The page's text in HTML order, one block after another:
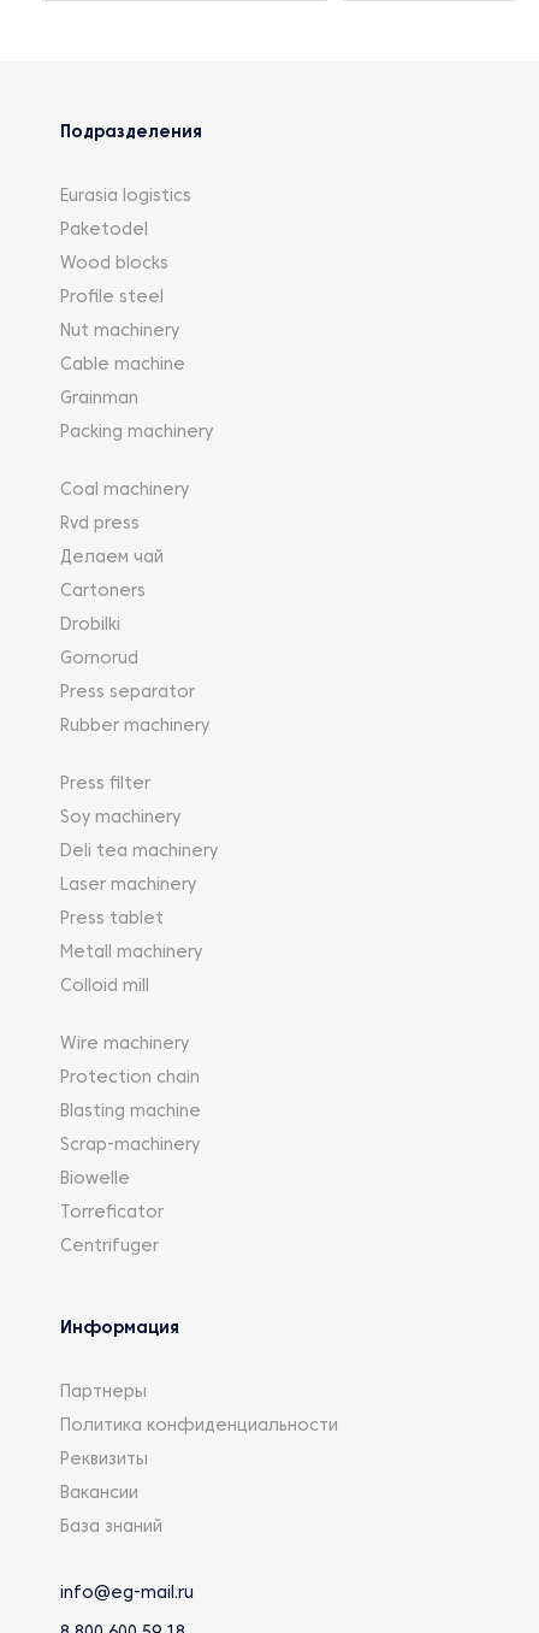
Подразделения
Eurasia logistics
Paketodel
Wood blocks
Profile steel
Nut machinery
Cable machine
Grainman
Packing machinery
Coal machinery
Rvd press
Делаем чай
Cartoners
Drobilki
Gornorud
Press separator
Rubber machinery
Press filter
Soy machinery
Deli tea machinery
Laser machinery
Press tablet
Metall machinery
Colloid mill
Wire machinery
Protection chain
Blasting machine
Scrap-machinery
Biowelle
Torreficator
Centrifuger
Информация
Партнеры
Политика конфиденциальности
Реквизиты
Вакансии
База знаний
info@eg-mail.ru